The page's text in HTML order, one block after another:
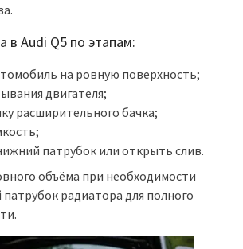
в Audi Q5 по этапам:
на ровную поверхность;
двигателя;
расширительного бачка;
патрубок или открыть слив.
объёма при необходимости
радиатора для полного